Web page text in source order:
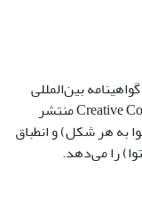
بین‌المللی
Creative Commons Attribution 4.0 International License منتشر
به هر شکل) و انطباق
را می‌دهد.